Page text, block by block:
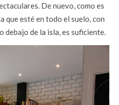
De nuevo, como es
que esté en todo el suelo, con
debajo de la isla, es suficiente.